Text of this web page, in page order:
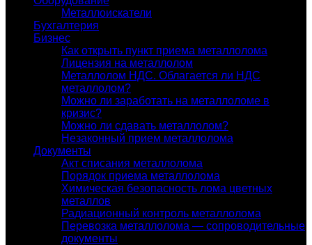
Металлоискатели
Бухгалтерия
Бизнес
Как открыть пункт приема металлолома
Лицензия на металлолом
Металлолом НДС. Облагается ли НДС
металлолом?
Можно ли заработать на металлоломе в
кризис?
Можно ли сдавать металлолом?
Незаконный прием металлолома
Документы
Акт списания металлолома
Порядок приема металлолома
Химическая безопасность лома цветных
металлов
Радиационный контроль металлолома
Перевозка металлолома — сопроводительные
документы